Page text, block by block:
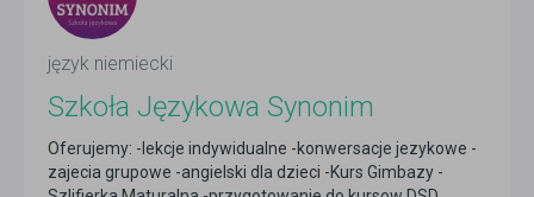
język niemiecki
Szkoła Językowa Synonim
Oferujemy: -lekcje indywidualne -konwersacje jezykowe -
zajecia grupowe -angielski dla dzieci -Kurs Gimbazy -